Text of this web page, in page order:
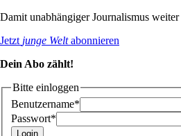
Damit unabhängiger Journalismus
Jetzt junge Weltabonnieren
Dein Abo zählt!
Bitte einloggen
Benutzername*
Passwort*